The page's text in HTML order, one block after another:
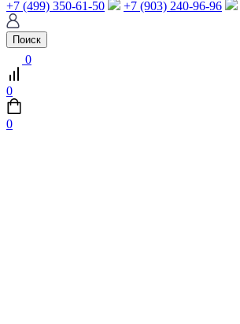
+7 (499) 350-61-50 +7 (903) 240-96-96
Поиск
0
0
0